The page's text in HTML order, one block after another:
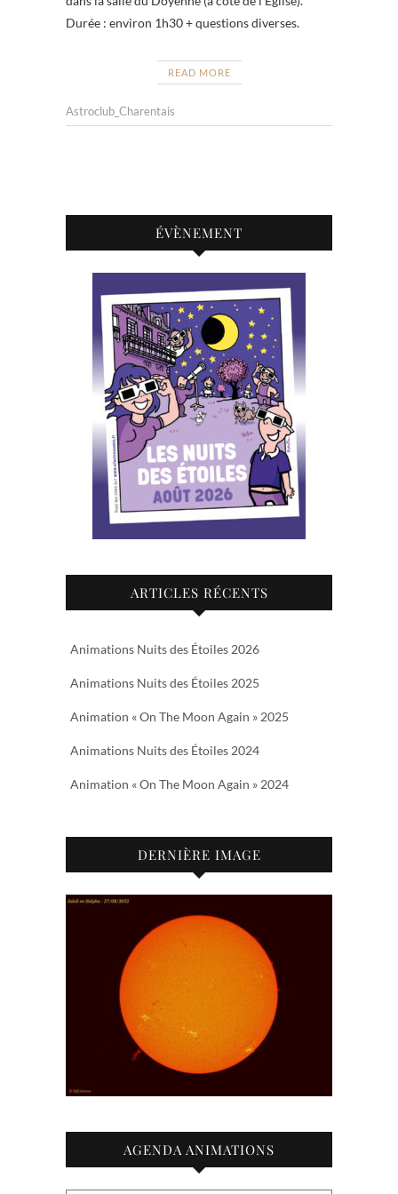
Durée : environ 1h30 + questions diverses.
READ MORE
Astroclub_Charentais
ÉVÈNEMENT
ARTICLES RÉCENTS
Animations Nuits des Étoiles 2026
Animations Nuits des Étoiles 2025
Animation « On The Moon Again » 2025
Animations Nuits des Étoiles 2024
Animation « On The Moon Again » 2024
DERNIÈRE IMAGE
AGENDA ANIMATIONS